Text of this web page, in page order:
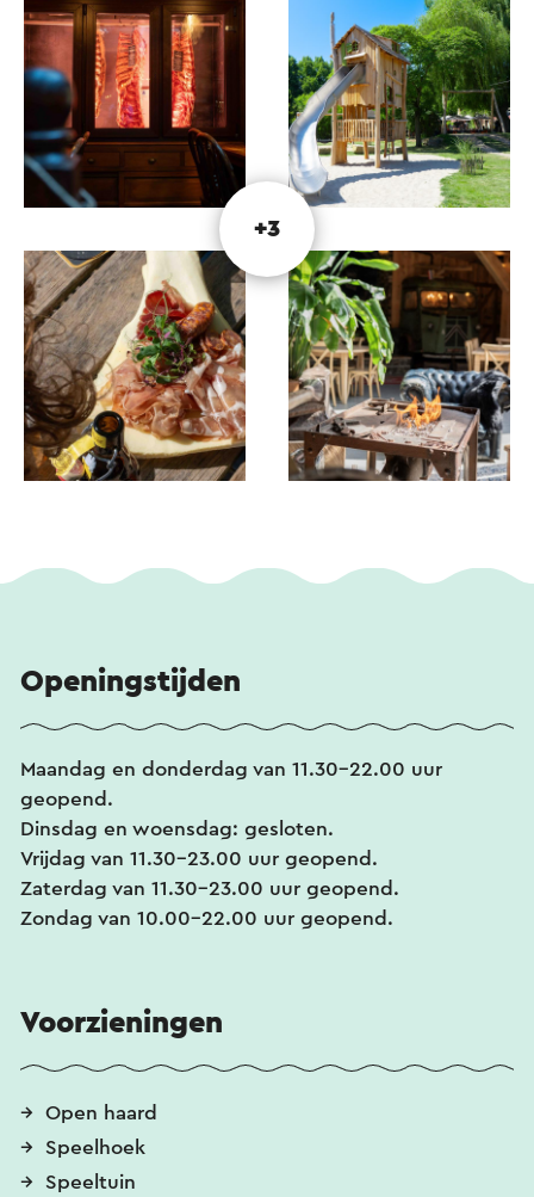
+3
Openingstijden
Maandag en donderdag van 11.30-22.00 uur
geopend.
Dinsdag en woensdag: gesloten.
Vrijdag van 11.30-23.00 uur geopend.
Zaterdag van 11.30-23.00 uur geopend.
Zondag van 10.00-22.00 uur geopend.
Voorzieningen
Open haard
Speelhoek
Speeltuin